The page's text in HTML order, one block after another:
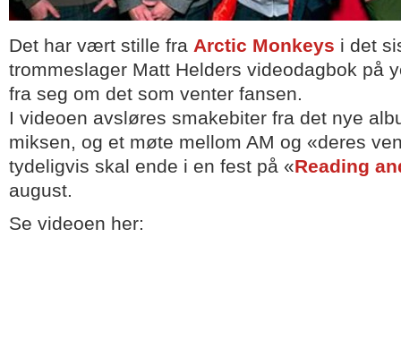
Det har vært stille fra Arctic Monkeys i det
trommeslager Matt Helders videodagbok på
fra seg om det som venter fansen.
I videoen avsløres smakebiter fra det nye
miksen, og et møte mellom AM og «deres
tydeligvis skal ende i en fest på «Reading
august.
Se videoen her: